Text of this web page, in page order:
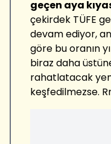
geçen aya
çekirdek TÜFE
devam ediyor,
göre bu oranın
biraz daha
rahatlatacak
keşfedilmezse.